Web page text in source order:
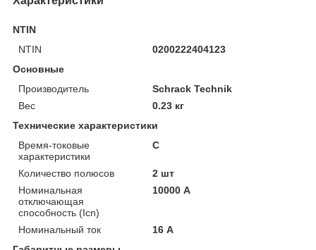
NTIN
NTIN
0200222404123
Основные
Производитель
Schrack Technik
Вес
0.23 кг
Технические характеристики
Время-токовые
характеристики
C
Количество полюсов
2 шт
Номинальная
отключающая
способность (Icn)
10000 А
Номинальный ток
16 А